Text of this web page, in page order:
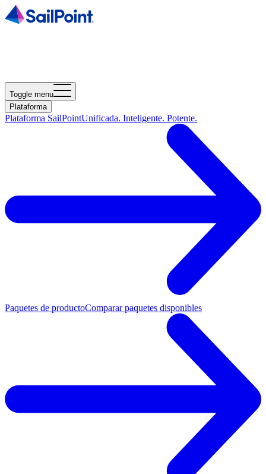
Toggle menu
Plataforma
Plataforma SailPointUnificada. Inteligente. Potente.
Paquetes de productoComparar paquetes disponibles